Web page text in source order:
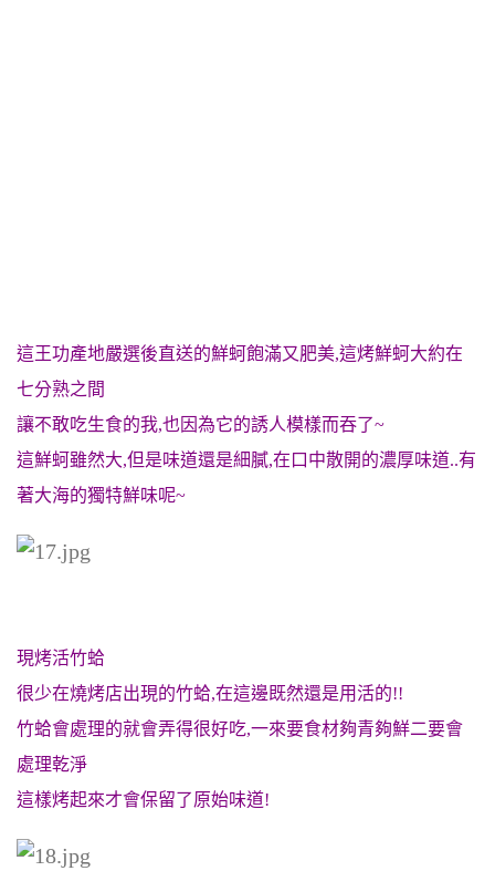
這王功產地嚴選後直送的鮮蚵飽滿又肥美,這烤鮮蚵大約在
七分熟之間
讓不敢吃生食的我,也因為它的誘人模樣而吞了~
這鮮蚵雖然大,但是味道還是細膩,在口中散開的濃厚味道..有
著大海的獨特鮮味呢~
現烤活竹蛤
很少在燒烤店出現的竹蛤,在這邊既然還是用活的!!
竹蛤會處理的就會弄得很好吃,一來要食材夠青夠鮮二要會
處理乾淨
這樣烤起來才會保留了原始味道!